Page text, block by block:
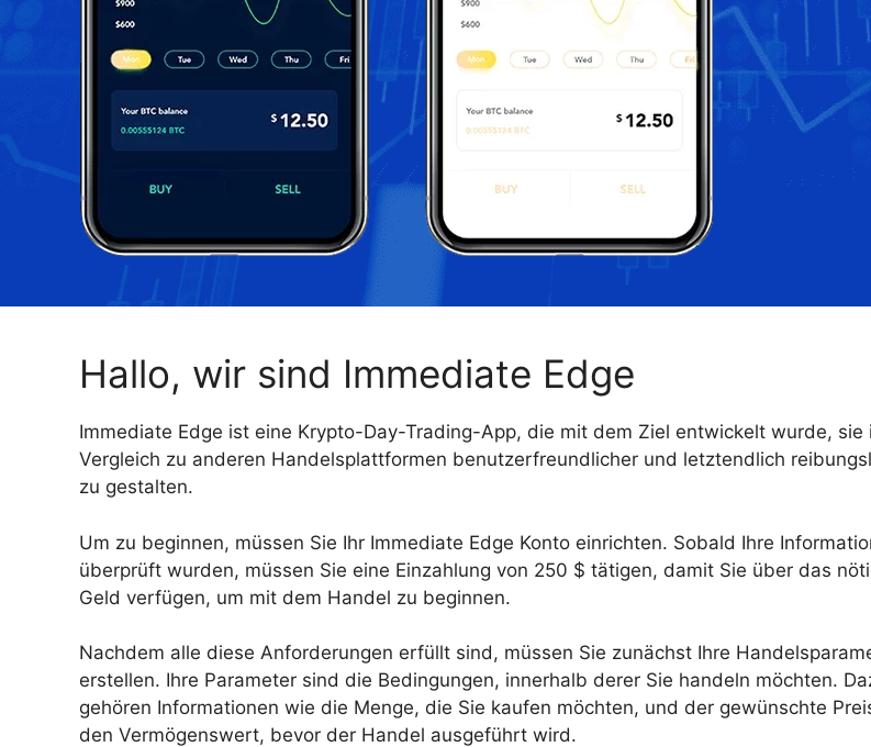
Hallo, wir sind Immediate Edge
Immediate Edge ist eine Krypto-Day-Trading-App, die mit dem Ziel entwickelt wurde, sie
Vergleich zu anderen Handelsplattformen benutzerfreundlicher und letztendlich
zu gestalten.
Um zu beginnen, müssen Sie Ihr Immediate Edge Konto einrichten. Sobald Ihre
überprüft wurden, müssen Sie eine Einzahlung von 250 $ tätigen, damit Sie über das
Geld verfügen, um mit dem Handel zu beginnen.
Nachdem alle diese Anforderungen erfüllt sind, müssen Sie zunächst Ihre
erstellen. Ihre Parameter sind die Bedingungen, innerhalb derer Sie handeln möchten.
gehören Informationen wie die Menge, die Sie kaufen möchten, und der gewünschte
den Vermögenswert, bevor der Handel ausgeführt wird.